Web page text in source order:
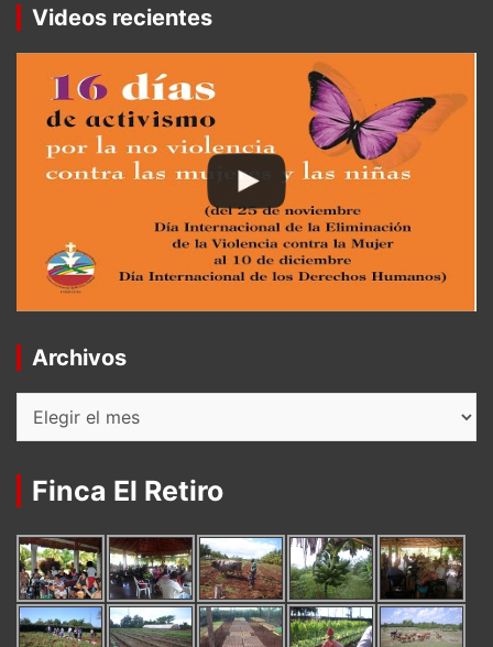
Videos recientes
Archivos
Finca El Retiro